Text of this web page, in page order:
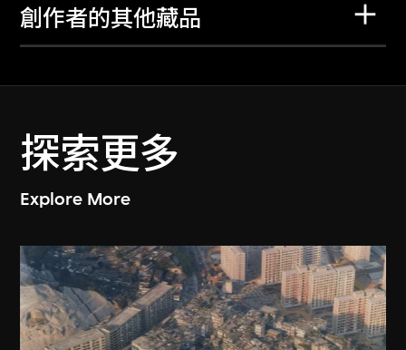
創作者的其他藏品
探索更多
Explore More